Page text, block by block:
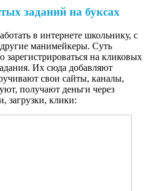
заданий на буксах
в интернете школьнику, с
манимейкеры. Суть
зарегистрироваться на кликовых
Их сюда добавляют
свои сайты, каналы,
получают деньги через
загрузки, клики: